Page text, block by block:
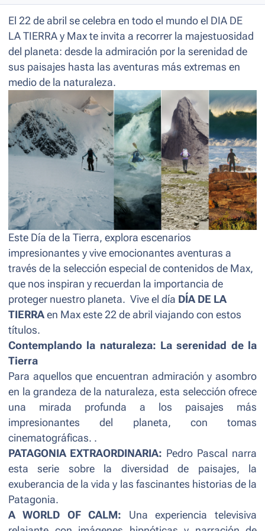
El 22 de abril se celebra en todo el mundo el DIA DE
LA TIERRA y Max te invita a recorrer la majestuosidad
del planeta: desde la admiración por la serenidad de
sus paisajes hasta las aventuras más extremas en
medio de la naturaleza.
Este Día de la Tierra, explora escenarios
impresionantes y vive emocionantes aventuras a
través de la selección especial de contenidos de Max,
que nos inspiran y recuerdan la importancia de
proteger nuestro planeta. Vive el día DÍA DE LA
TIERRAen Max este 22 de abril viajando con estos
títulos.
Contemplando la naturaleza: La serenidad de la
Tierra
Para aquellos que encuentran admiración y asombro
en la grandeza de la naturaleza, esta selección ofrece
una mirada profunda a los paisajes más
impresionantes del planeta, con tomas
cinematográficas. .
PATAGONIA EXTRAORDINARIA: Pedro Pascal narra
esta serie sobre la diversidad de paisajes, la
exuberancia de la vida y las fascinantes historias de la
Patagonia.
A WORLD OF CALM: Una experiencia televisiva